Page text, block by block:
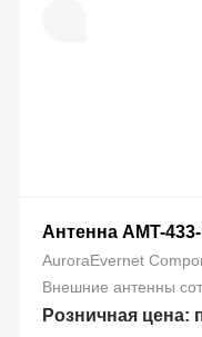
Антенна AMT-
AuroraEvernet
Внешние антенны
Розничная цена: